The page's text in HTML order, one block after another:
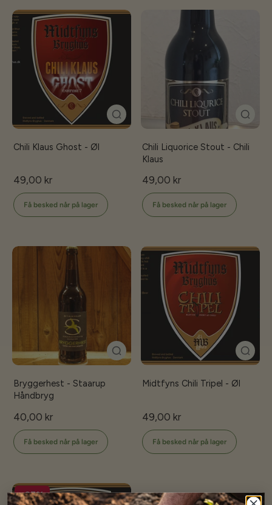
Chili Klaus Ghost - Øl
49,00 kr
Få besked når på lager
Chili Liquorice Stout - Chili
Klaus
49,00 kr
Få besked når på lager
Bryggerhest - Staarup
Håndbryg
40,00 kr
Få besked når på lager
Midtfyns Chili Tripel - Øl
49,00 kr
Få besked når på lager
-27%